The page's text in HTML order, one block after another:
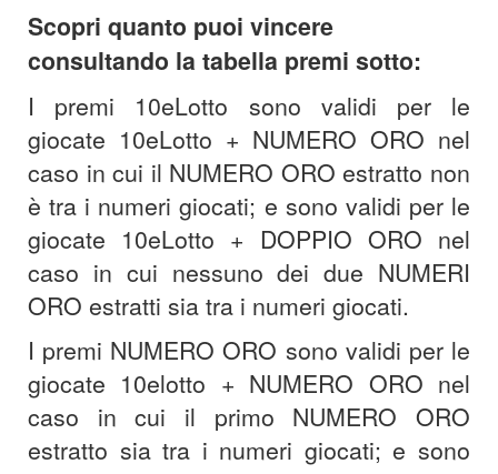
Scopri quanto puoi vincere
consultando la tabella premi sotto:
I premi 10eLotto sono validi per le
giocate 10eLotto + NUMERO ORO nel
caso in cui il NUMERO ORO estratto non
è tra i numeri giocati; e sono validi per le
giocate 10eLotto + DOPPIO ORO nel
caso in cui nessuno dei due NUMERI
ORO estratti sia tra i numeri giocati.
I premi NUMERO ORO sono validi per le
giocate 10elotto + NUMERO ORO nel
caso in cui il primo NUMERO ORO
estratto sia tra i numeri giocati; e sono